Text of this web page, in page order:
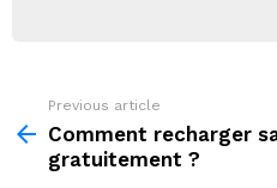
more
Previous article
Comment recharger
gratuitement ?